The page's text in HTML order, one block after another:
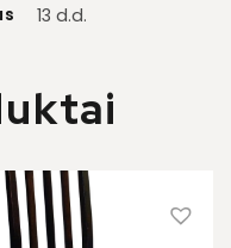
13 d.d.